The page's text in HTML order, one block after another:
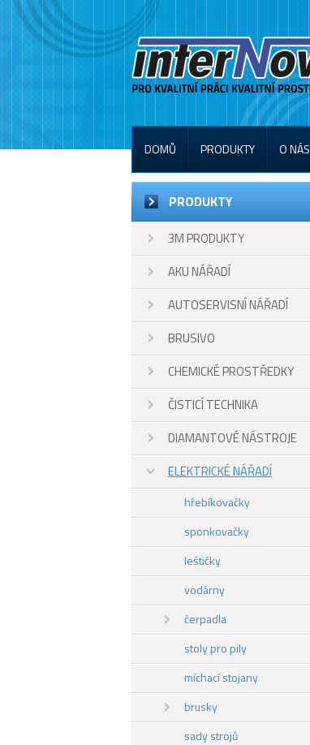
DOMŮ PRODUKTY O NÁS
PRODUKTY
3M PRODUKTY
AKU NÁŘADÍ
AUTOSERVISNÍ NÁŘADÍ
BRUSIVO
CHEMICKÉ PROSTŘEDKY
ČISTICÍ TECHNIKA
DIAMANTOVÉ NÁSTROJE
ELEKTRICKÉ NÁŘADÍ
hřebíkovačky
sponkovačky
leštičky
vodárny
čerpadla
stoly pro pily
míchací stojany
brusky
sady strojů